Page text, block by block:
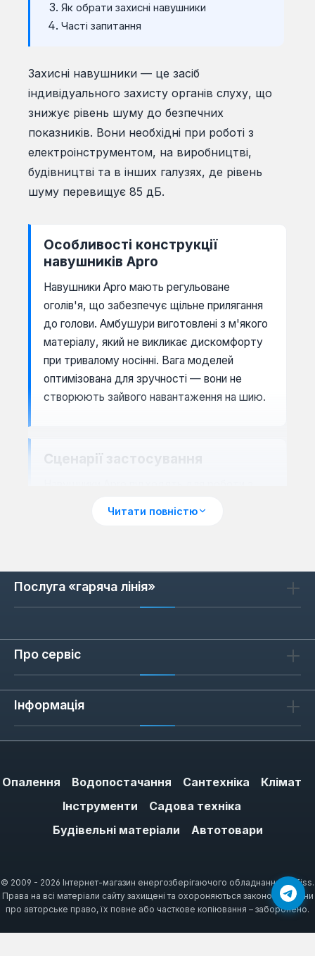
Як обрати захисні навушники
Часті запитання
Захисні навушники — це засіб
індивідуального захисту органів слуху, що
знижує рівень шуму до безпечних
показників. Вони необхідні при роботі з
електроінструментом, на виробництві,
будівництві та в інших галузях, де рівень
шуму перевищує 85 дБ.
Особливості конструкції
навушників Apro
Навушники Apro мають регульоване
оголів'я, що забезпечує щільне прилягання
до голови. Амбушури виготовлені з м'якого
матеріалу, який не викликає дискомфорту
при тривалому носінні. Вага моделей
оптимізована для зручності — вони не
створюють зайвого навантаження на шию.
Сценарії застосування
або свердлінні бетону. Для використання на
відкритому повітрі деякі моделі мають
Як обрати захисні навушники
При виборі зверніть увагу на рівень
потужного обладнання — від 30 дБ.
Важливий також тип кріплення: навушники з
оголів'ям підходять для більшості робіт, а
Читати повністю
Послуга «гаряча лінія»
Про сервіс
Інформація
Опалення Водопостачання Сантехніка
Клімат
Інструменти
Садова техніка
Будівельні матеріали
Автотовари
© 2009 - 2026 Інтернет-магазин енергозберігаючого обладнання ARTiss.
Права на всі матеріали сайту захищені та охороняються законом України
про авторське право, їх повне або часткове копіювання – заборонено.